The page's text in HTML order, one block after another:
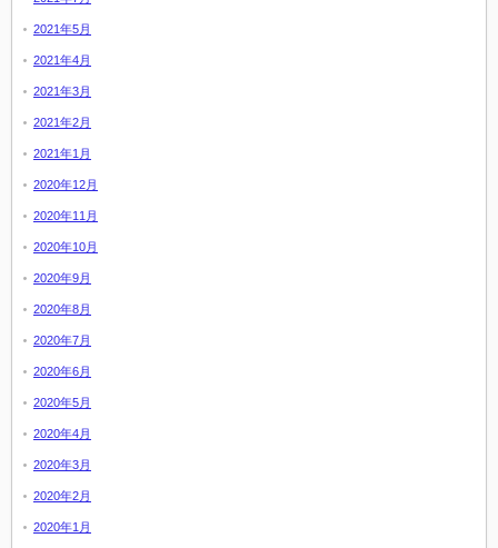
2021年5月
2021年4月
2021年3月
2021年2月
2021年1月
2020年12月
2020年11月
2020年10月
2020年9月
2020年8月
2020年7月
2020年6月
2020年5月
2020年4月
2020年3月
2020年2月
2020年1月